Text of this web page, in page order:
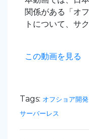
関係がある「オ
トについて、サ
この動画を見る
Tags: オフショア開発
サーバーレス